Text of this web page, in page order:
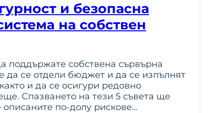
и безопасна
на собствен
поддържате собствена сървърна
да се отдели бюджет и да се изпълнят
и да се осигури редовно
Спазването на тези 5 съвета ще
описаните по-долу рискове…